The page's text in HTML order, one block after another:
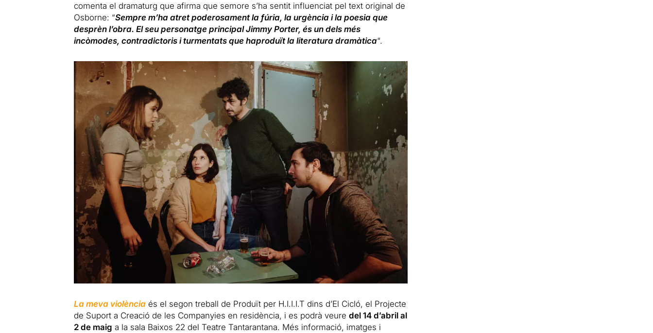
comenta el dramaturg que afirma que semore s’ha sentit influenciat pel text original de
Osborne: “Sempre m’ha atret poderosament la fúria, la urgència i la poesia que
desprèn l’obra. El seu personatge principal Jimmy Porter, és un dels més
incòmodes, contradictoris i turmentats que haproduït la literatura dramàtica“.
La meva violència és el segon treball de Produït per H.I.I.I.T dins d’El Cicló, el Projecte
de Suport a Creació de les Companyies en residència, i es podrà veure del 14 d’abril al
2 de maig a la sala Baixos 22 del Teatre Tantarantana. Més informació, imatges i